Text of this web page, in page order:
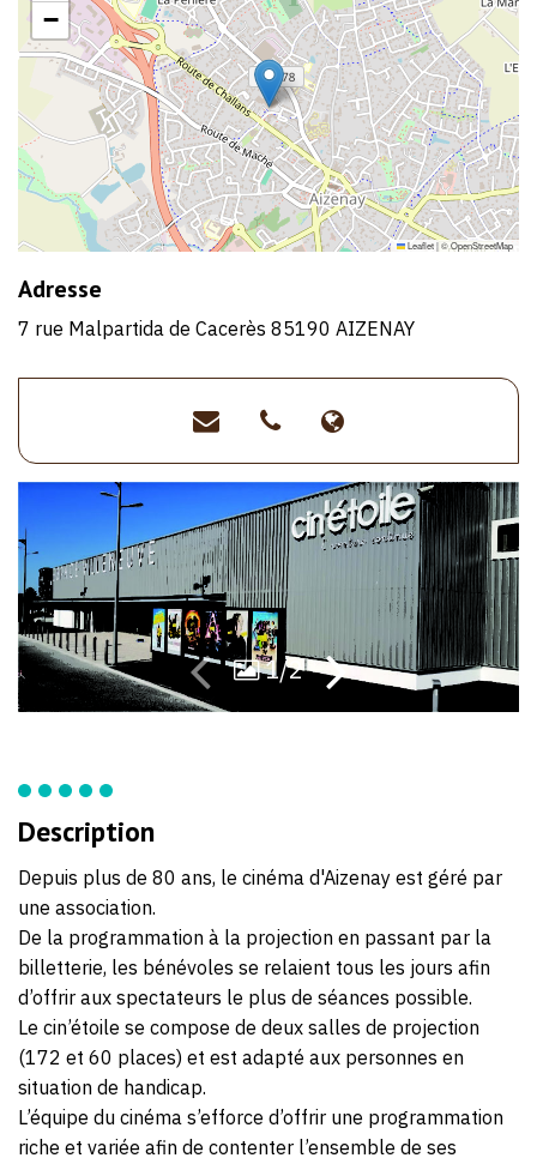
−
Leaflet|©OpenStreetMap
Adresse
7 rue Malpartida de Cacerès 85190 AIZENAY
contact@cine-
aizenay.fr
>02
51
31
49
39
>https://
aizenay.fr/
1/2
Description
Depuis plus de 80 ans, le cinéma d'Aizenay est géré par
une association.
De la programmation à la projection en passant par la
billetterie, les bénévoles se relaient tous les jours afin
d’offrir aux spectateurs le plus de séances possible.
Le cin’étoile se compose de deux salles de projection
(172 et 60 places) et est adapté aux personnes en
situation de handicap.
L’équipe du cinéma s’efforce d’offrir une programmation
riche et variée afin de contenter l’ensemble de ses